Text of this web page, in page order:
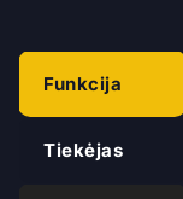
Funkcija
Tiekėjas